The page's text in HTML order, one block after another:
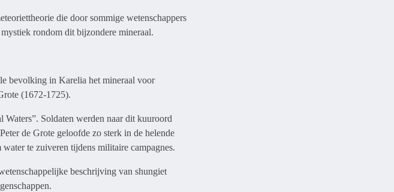
die door sommige wetenschappers
rondom dit bijzondere mineraal.
bevolking in Karelia het mineraal voor
(1672-1725).
Soldaten werden naar dit kuuroord
de Grote geloofde zo sterk in de helende
te zuiveren tijdens militaire campagnes.
beschrijving van shungiet